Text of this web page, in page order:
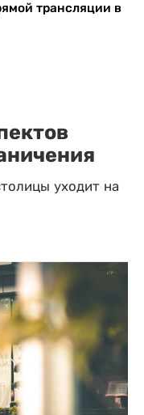
трансляции в
уходит на